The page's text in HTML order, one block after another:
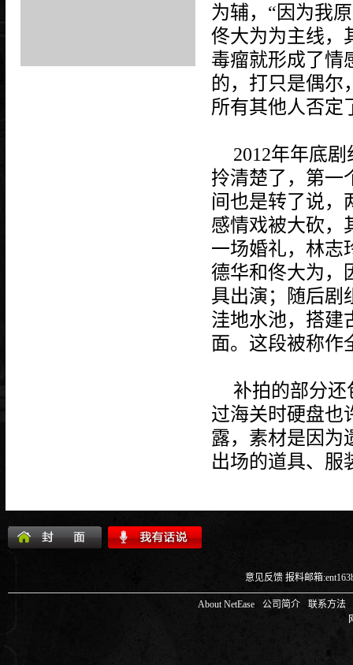
为辅，“因为我
佟大为为主线，
毒瘤就形成了情
的，打只是偶尔
所有其他人否定
2012年年底
拎清楚了，第一
间也是转了说，
感情戏被大砍，
一场婚礼，林志
德华和佟大为，
具出演；随后剧
洼地水池，搭建
面。这段被称作
补拍的部分还
过海关时硬盘也
露，素材是因为
出场的道具、服
意见反馈 报料邮箱
About NetEase 公司简介 联系方法